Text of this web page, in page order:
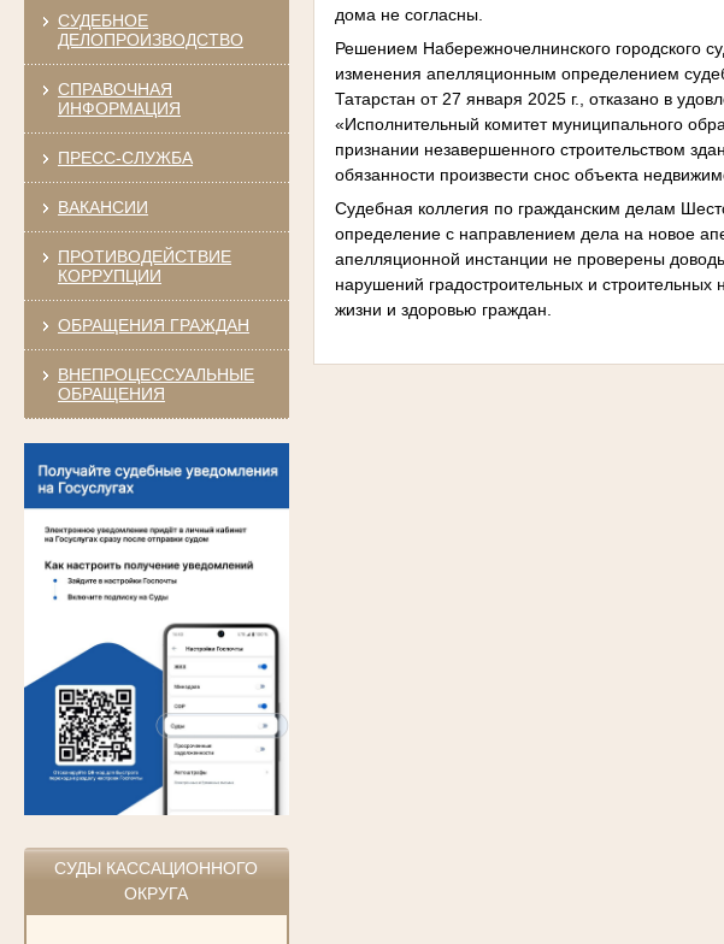
СУДЕБНОЕ
ДЕЛОПРОИЗВОДСТВО
СПРАВОЧНАЯ
ИНФОРМАЦИЯ
ПРЕСС-СЛУЖБА
ВАКАНСИИ
ПРОТИВОДЕЙСТВИЕ
КОРРУПЦИИ
ОБРАЩЕНИЯ ГРАЖДАН
ВНЕПРОЦЕССУАЛЬНЫЕ
ОБРАЩЕНИЯ
СУДЫ КАССАЦИОННОГО
ОКРУГА
дома не согласны.
Решением Набережночелнинского городского
изменения апелляционным определением
Татарстан от 27 января 2025 г., отказано в
«Исполнительный комитет муниципального
признании незавершенного строительством
обязанности произвести снос объекта
Судебная коллегия по гражданским делам
определение с направлением дела на новое
апелляционной инстанции не проверены
нарушений градостроительных и
жизни и здоровью граждан.